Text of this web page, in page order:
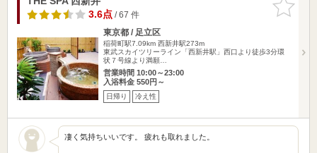
りに追加
3.6点/ 67 件
東京都 / 足立区
稲荷町駅7.09km 西新井駅273m
東武スカイツリーライン「西新井駅」西口より徒歩3分環
状７号線より満願…
営業時間 10:00～23:00
入浴料金 550円～
日帰り 冷え性
凄く気持ちいいです。 疲れも取れました。